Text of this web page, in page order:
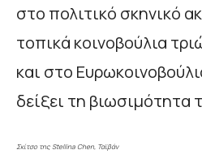
στο πολιτικό σκηνικό
τοπικά κοινοβούλια
και στο
δείξει τη βιωσιμότητα
Σκίτσο της Stellina Chen, Ταϊβάν